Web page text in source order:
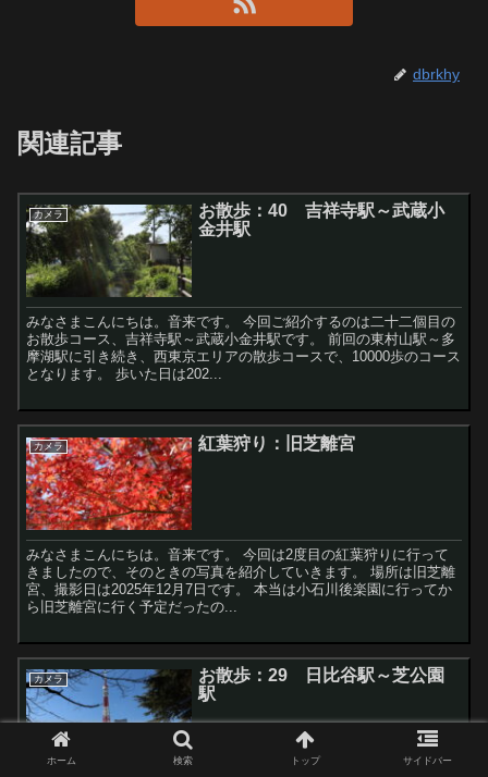
dbrkhy
関連記事
カメラ
お散歩：40 吉祥寺駅～武蔵小
金井駅
みなさまこんにちは。音来です。 今回ご紹介するのは二十二個目の
お散歩コース、吉祥寺駅～武蔵小金井駅です。 前回の東村山駅～多
摩湖駅に引き続き、西東京エリアの散歩コースで、10000歩のコース
となります。 歩いた日は202...
カメラ 紅葉狩り：旧芝離宮
みなさまこんにちは。音来です。 今回は2度目の紅葉狩りに行って
きましたので、そのときの写真を紹介していきます。 場所は旧芝離
宮、撮影日は2025年12月7日です。 本当は小石川後楽園に行ってか
ら旧芝離宮に行く予定だったの...
カメラ
お散歩：29 日比谷駅～芝公園
駅
ホーム 検索 トップ サイドバー